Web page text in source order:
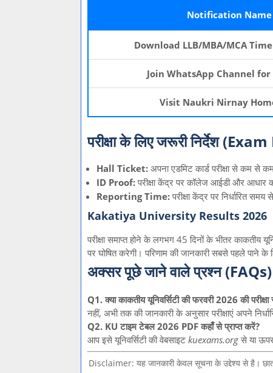
Notification Name
Download LLB/MBA/MCA
Join WhatsApp Channel
Visit Naukri Nirnay
परीक्षा के लिए जरूरी निर्देश
Hall Ticket: अपना एडमिट कार्ड परीक्षा से कम से
ID Proof: परीक्षा केंद्र पर कॉलेज आईडी और आधार
Reporting Time: परीक्षा केंद्र पर निर्धारित
Kakatiya University Results 2026
परीक्षा समाप्त होने के लगभग 45 दिनों के भीतर
पर घोषित करेगी। परिणाम की जानकारी सबसे पहले पाने के
अक्सर पूछे जाने वाले प्रश्न (FAQs)
Q1. क्या काकतीय यूनिवर्सिटी की फरवरी 2026 की
नहीं, अभी तक की जानकारी के अनुसार परीक्षाएं अपने
Q2. KU टाइम टेबल 2026 PDF कहाँ से प्राप्त करें?
आप इसे यूनिवर्सिटी की वेबसाइट kuexams.org से या
Disclaimer: यह जानकारी केवल सूचना के उद्देश्य से है।